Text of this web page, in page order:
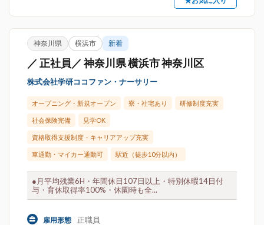
神奈川県 横浜市 新着
／ 正社員／ 神奈川県 横浜市 神奈川区
株式会社学研ココファン・ナーサリー
オープニング・新規オープン 寮・社宅あり 研修制度充実
社会保険完備 見学OK
資格取得支援制度・キャリアアップ充実
車通勤・マイカー通勤可 駅近（徒歩10分以内）
●月平均残業6H・年間休日107日以上・特別休暇14日付
与・育休取得率100%・休園時も全...
雇用形態 正職員